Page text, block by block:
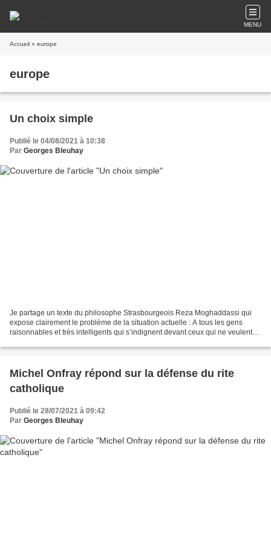
MENU
Accueil » europe
europe
Un choix simple
Publié le 04/08/2021 à 10:38
Par Georges Bleuhay
Je partage un texte du philosophe Strasbourgeois Reza Moghaddassi qui
expose clairement le problème de la situation actuelle : A tous les gens
raisonnables et très intelligents qui s’indignent devant ceux qui ne veulent
Michel Onfray répond sur la défense du rite
catholique
Publié le 28/07/2021 à 09:42
Par Georges Bleuhay